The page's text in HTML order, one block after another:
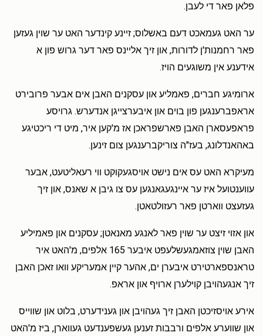
פלאן פאר די לעבן.
ער האט געמאכט דעם באשלוס; זיינע קינדער האט ער שוין געזען
פאר רחמנות'ן לדורות, און זיך אליינס פאר דער גרוש פון א
אידענע אין משוגעים הויז.
ארומיגע חברים, פאמליע און עסקנים האבן אים אבער פרובירט
אראפברענגען פון בוים און איבערצייגן אנדערש. גרויסע
פראפעסארן האבן פארשפראכן אז מ'קען איר, מיט די ריכטיגע
באהאנדלונג, בעז"ה צוריקברענגען צום זינען.
מעיקרא האט עס אים נישט אויסגעקוקט ווי רעאליטעט, אבער
עווענטועל איז ער איינגעגאנגען עס צו גיבן א שאנס, און זיך
געזעצט ווארטן פאר רעזולטאטן.
און אזוי זיצט ער שוין פאר לאנגע מאנאטן; עסקנים און פאמיליע
האבן שוין צוזאמגעשלעפט איבער 165 אלפים, מ'האט איר
טראנספארטירט איבערן ים, אהער קיין אמעריקע וואו זאכן האבן
זיך אנגעהויבן קוילערן ארויף און אראפ.
אירע אויסזיכטן האבן זיך געהויבן און גענידערט, בלוט און שווייס
און שווערע אלפים ורבבות זענען געשפענדעט געווארן, ביז מ'האט